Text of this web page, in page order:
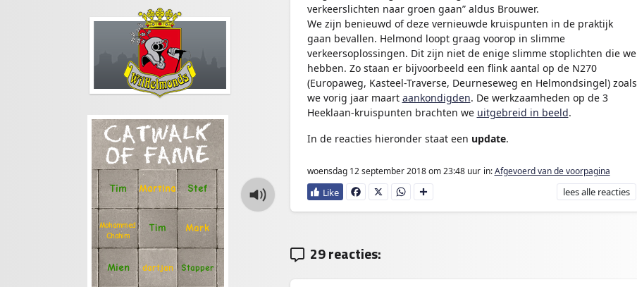
CATWALK
OF FAME
Tim Martina Stef
Mohammed
Chahim
Tim Mark
Mien dartjan Stapper
verkeerslichten naar groen gaan” aldus Brouwer.
We zijn benieuwd of deze vernieuwde kruispunten in de praktijk
gaan bevallen. Helmond loopt graag voorop in slimme
verkeersoplossingen. Dit zijn niet de enige slimme stoplichten die we
hebben. Zo staan er bijvoorbeeld een flink aantal op de N270
(Europaweg, Kasteel-Traverse, Deurneseweg en Helmondsingel) zoals
we vorig jaar maart aankondigden. De werkzaamheden op de 3
Heeklaan-kruispunten brachten we uitgebreid in beeld.
In de reacties hieronder staat een update.
woensdag 12 september 2018om 23:48 uur in:Afgevoerd van de voorpagina
Fa
ce
X
W
ha
D
e
leesalle reacties
29 reacties: